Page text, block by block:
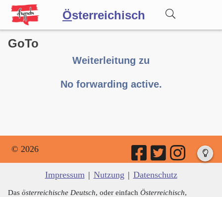
Österreichisch
Wörterbuch
GoTo
Weiterleitung zu
No forwarding active.
© 2026
Impressum | Nutzung | Datenschutz
Das österreichische Deutsch, oder einfach Österreichisch,